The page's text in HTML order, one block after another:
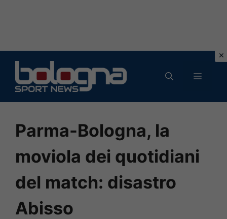
contenuto
MENU
Parma-Bologna, la
moviola dei quotidiani
del match: disastro
Abisso